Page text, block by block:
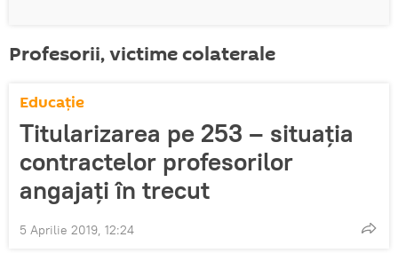
Profesorii, victime colaterale
Educație
Titularizarea pe 253 – situația
contractelor profesorilor
angajați în trecut
5 Aprilie 2019, 12:24